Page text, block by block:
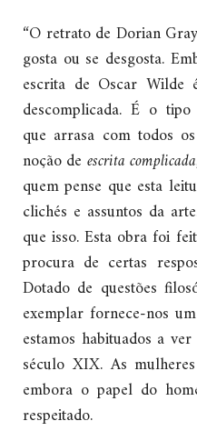
“O retrato de Dorian
gosta ou se desgosta.
escrita de Oscar Wilde
descomplicada. É o
que arrasa com todos
noção de escrita
quem pense que esta
clichés e assuntos da
que isso. Esta obra foi
procura de certas
Dotado de questões
exemplar fornece-nos
estamos habituados a
século XIX. As
embora o papel do
respeitado.